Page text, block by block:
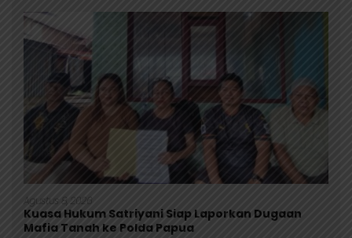
Agustus 8, 2026
Kuasa Hukum Satriyani Siap Laporkan Dugaan
Mafia Tanah ke Polda Papua